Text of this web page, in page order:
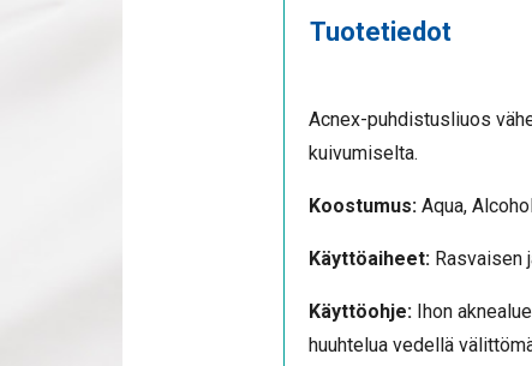
Tuotetiedot
Acnex-puhdistusliuos
kuivumiselta.
Koostumus: Aqua,
Käyttöaiheet: Rasvaisen
Käyttöohje: Ihon
huuhtelua vedellä